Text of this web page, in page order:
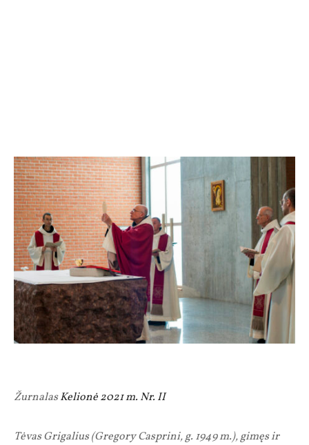
ŽurnalasKelionė 2021 m. Nr. II
Tėvas Grigalius (Gregory Casprini, g. 1949 m.), gimęs ir